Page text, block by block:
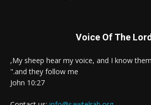
Voice Of The Lord
and they follow me."
John 10:27